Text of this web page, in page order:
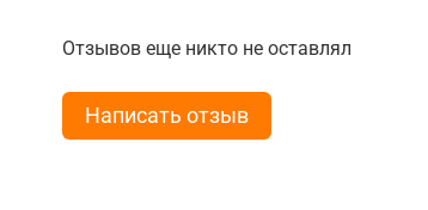
Отзывов еще никто не оставлял
Написать отзыв